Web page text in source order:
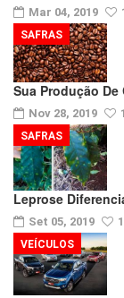
Mar 04, 2019
Sua Produção
Nov 28, 2019
SAFRAS
Leprose
Set 05, 2019
SAFRAS
VEÍCULOS